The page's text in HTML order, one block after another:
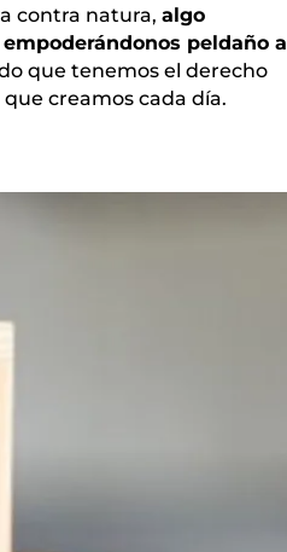
contra natura,algo
peldaño a
que tenemos el derecho
creamos cada día.